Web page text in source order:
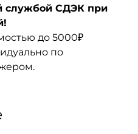
службой СДЭК при
до 5000₽
по